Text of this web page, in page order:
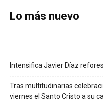
Lo más nuevo
Intensifica Javier Díaz
Tras multitudinarias
viernes el Santo Cristo a su